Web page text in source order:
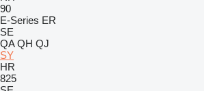
90
E-Series ER
SE
QA QH QJ
SY
HR
825